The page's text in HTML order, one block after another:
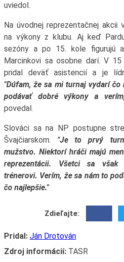
uviedol.
Na úvodnej reprezentačnej akcii
na výkony z klubu. Aj keď
sezóny a po 15. kole figurujú
Marcinkovi sa osobne darí. V
pridal deväť asistencií a je
"Dúfam, že sa mi turnaj vydarí
podávať dobré výkony a
povedal.
Slováci sa na NP postupne
Švajčiarskom. "Je to prvý
mužstvo. Niektorí hráči majú
reprezentácii. Všetci sa však
trénerovi. Verím, že sa nám to
čo najlepšie."
Zdieľajte:
Pridal: Ján Drotován
Zdroj informácií:TASR